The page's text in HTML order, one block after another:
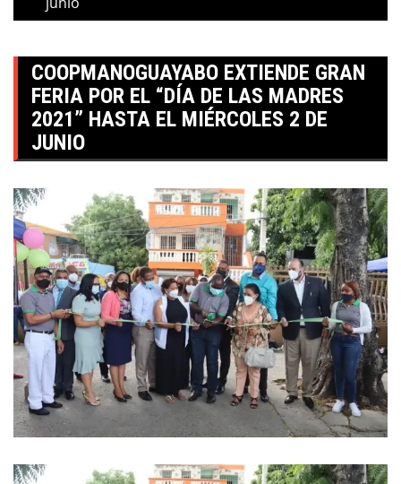
COOPMANOGUAYABO EXTIENDE GRAN
FERIA POR EL “DÍA DE LAS MADRES
2021” HASTA EL MIÉRCOLES 2 DE
JUNIO